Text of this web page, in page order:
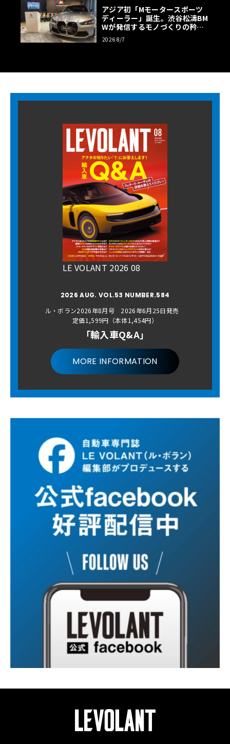
アジア初「Mモータースポーツ
ディーラー」誕生。渋谷松濤BM
Wが発信するモノづくりの矜持
【木下隆之コラム】
2026 8/7
LE VOLANT 2026 08
2026 AUG. VOL.53 NUMBER.584
ル・ボラン2026年8月号 2026年6月25日発売
定価1,599円（本体1,454円）
「輸入車Q&A」
MORE INFORMATION